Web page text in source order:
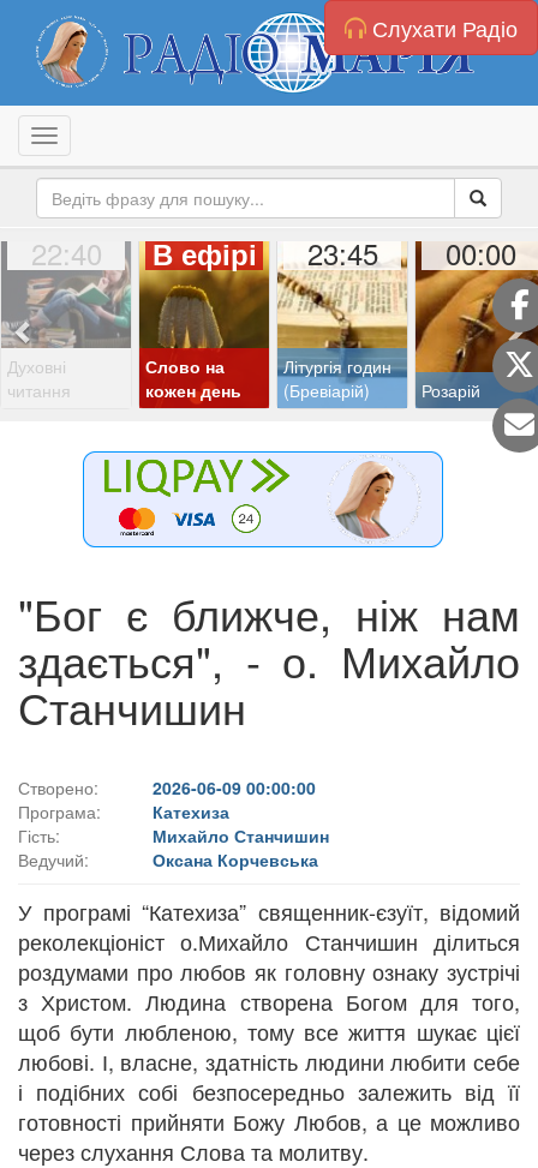
Слухати Радіо
Toggle navigation
22:40
Духовні
читання
В ефірі
Слово на
кожен день
23:45
Літургія годин
(Бревіарій)
00:00
Розарій
"Бог є ближче, ніж нам
здається", - о. Михайло
Станчишин
Створено:
2026-06-09 00:00:00
Програма:
Катехиза
Гість:
Михайло Станчишин
Ведучий:
Оксана Корчевська
У програмі “Катехиза” священник-єзуїт, відомий
реколекціоніст о.Михайло Станчишин ділиться
роздумами про любов як головну ознаку зустрічі
з Христом. Людина створена Богом для того,
щоб бути любленою, тому все життя шукає цієї
любові. І, власне, здатність людини любити себе
і подібних собі безпосередньо залежить від її
готовності прийняти Божу Любов, а це можливо
через слухання Слова та молитву.